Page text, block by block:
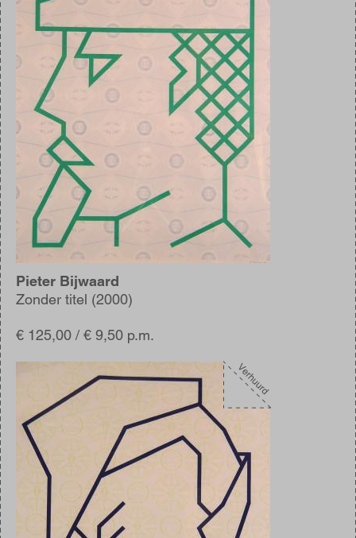
Pieter Bijwaard
Zonder titel (2000)
€ 125,00 / € 9,50 p.m.
Afbeelding